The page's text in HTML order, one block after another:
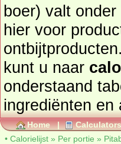
boer) valt onder productgroep brood- en ontbijtproducten, kijk
hier voor
ontbijtproducten. Om de calorieën te bekijken van producten
kunt u naar
onderstaand
ingrediënten en
Home | Calculators
• Calorielijst » Per portie »